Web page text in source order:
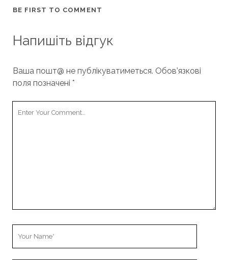
BE FIRST TO COMMENT
Напишіть відгук
Ваша пошт@ не публікуватиметься. Обов’язкові
поля позначені *